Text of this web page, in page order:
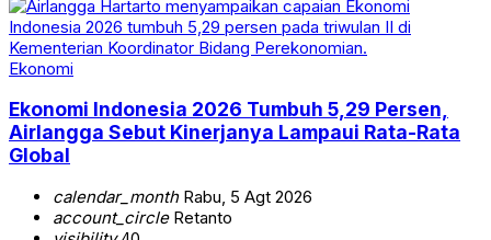
Ekonomi
Ekonomi Indonesia 2026 Tumbuh 5,29 Persen,
Airlangga Sebut Kinerjanya Lampaui Rata-Rata
Global
calendar_monthRabu, 5 Agt 2026
account_circleRetanto